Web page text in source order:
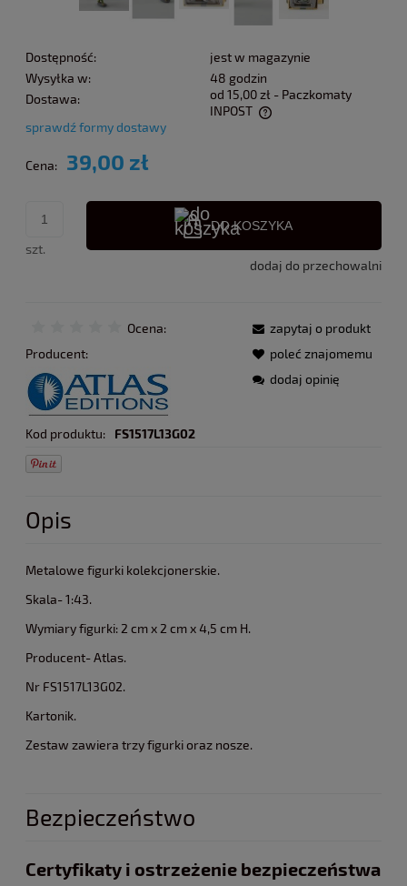
Dostępność:
jest w magazynie
Wysyłka w:
48 godzin
Dostawa:
od 15,00 zł - Paczkomaty
INPOST
Cena nie zawiera ewentualnych kosztów płatności
sprawdź formy dostawy
Cena: 39,00 zł
szt.
DO KOSZYKA
dodaj do przechowalni
Ocena:
Producent:
Kod produktu: FS1517L13G02
zapytaj o produkt
poleć znajomemu
dodaj opinię
Opis
Metalowe figurki kolekcjonerskie.
Skala- 1:43.
Wymiary figurki: 2 cm x 2 cm x 4,5 cm H.
Producent- Atlas.
Nr FS1517L13G02.
Kartonik.
Zestaw zawiera trzy figurki oraz nosze.
Bezpieczeństwo
Certyfikaty i ostrzeżenie bezpieczeństwa